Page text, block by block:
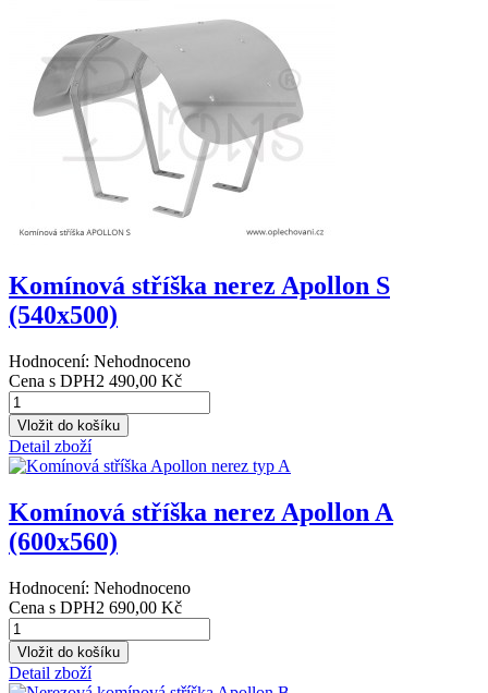
Komínová stříška nerez Apollon S
(540x500)
Hodnocení: Nehodnoceno
Cena s DPH2 490,00 Kč
Detail zboží
Komínová stříška nerez Apollon A
(600x560)
Hodnocení: Nehodnoceno
Cena s DPH2 690,00 Kč
Detail zboží